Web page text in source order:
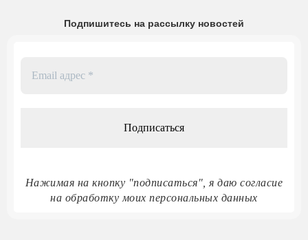
Подпишитесь на рассылку новостей
Нажимая на кнопку "подписаться", я даю согласие
на обработку моих персональных данных